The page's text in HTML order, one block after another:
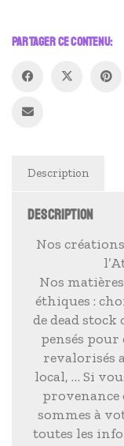
PARTAGER CE CONTENU:
Description
DESCRIPTION
Nos
Nos
éthiques :
de dead
pensés
revalorisés
local, … Si
provenance
sommes à
toutes les